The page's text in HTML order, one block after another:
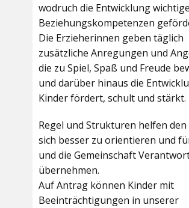
wodruch die Entwicklung
Beziehungskompetenzen
Die Erzieherinnen geben täglich
zusätzliche Anregungen und
die zu Spiel, Spaß und Freude
und darüber hinaus die
Kinder fördert, schult und stärkt.
Regel und Strukturen helfen den
sich besser zu orientieren und
und die Gemeinschaft
übernehmen.
Auf Antrag können Kinder mit
Beeinträchtigungen in unserer